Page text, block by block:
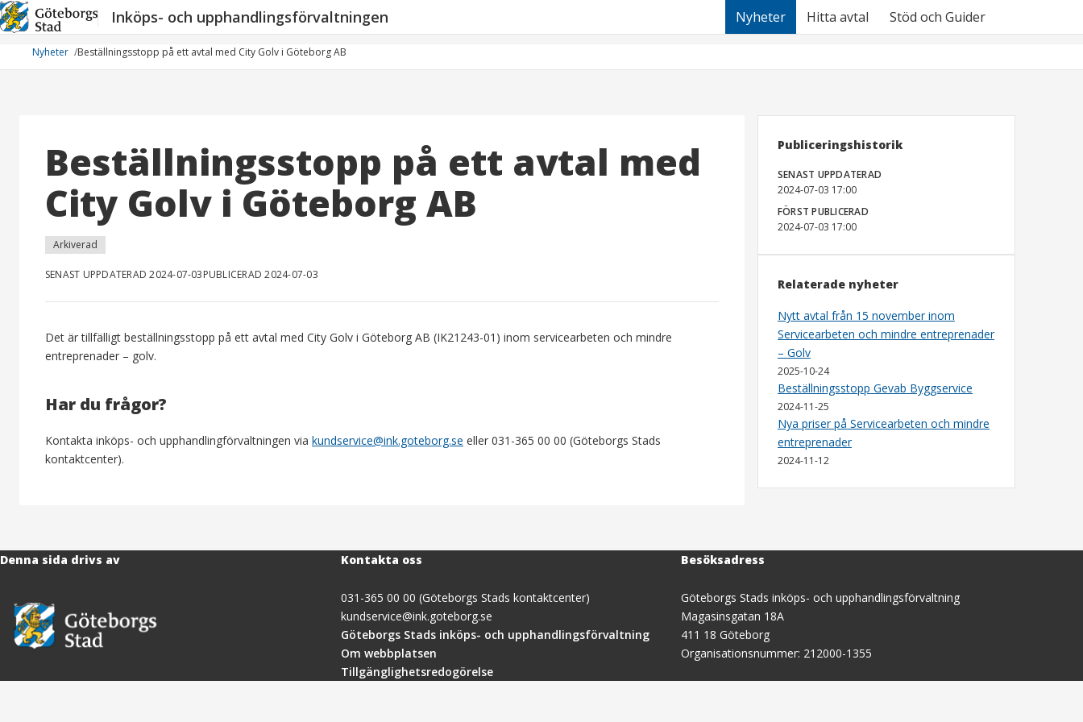
Hoppa
till
innehåll
Inköps- och upphandlingsförvaltningen Nyheter Hitta avtal Stöd och Guider
Nyheter Beställningsstopp på ett avtal med City Golv i Göteborg AB
Beställningsstopp på ett avtal med
City Golv i Göteborg AB
Arkiverad
SENAST UPPDATERAD 2024-07-03PUBLICERAD 2024-07-03
Det är tillfälligt beställningsstopp på ett avtal med City Golv i Göteborg AB (IK21243-01) inom servicearbeten och mindre
entreprenader – golv.
Har du frågor?
Kontakta inköps- och upphandlingförvaltningen via kundservice@ink.goteborg.se eller 031-365 00 00 (Göteborgs Stads
kontaktcenter).
Publiceringshistorik
SENAST UPPDATERAD
2024-07-03 17:00
FÖRST PUBLICERAD
2024-07-03 17:00
Relaterade nyheter
Nytt avtal från 15 november inom
Servicearbeten och mindre entreprenader
– Golv
2025-10-24
Beställningsstopp Gevab Byggservice
2024-11-25
Nya priser på Servicearbeten och mindre
entreprenader
2024-11-12
Denna sida drivs av Kontakta oss
031-365 00 00 (Göteborgs Stads kontaktcenter)
kundservice@ink.goteborg.se
Göteborgs Stads inköps- och upphandlingsförvaltning(öppnas
Om webbplatsen
Tillgänglighetsredogörelse
Besöksadress
Göteborgs Stads inköps- och upphandlingsförvaltning
Magasinsgatan 18A
411 18 Göteborg
Organisationsnummer: 212000-1355